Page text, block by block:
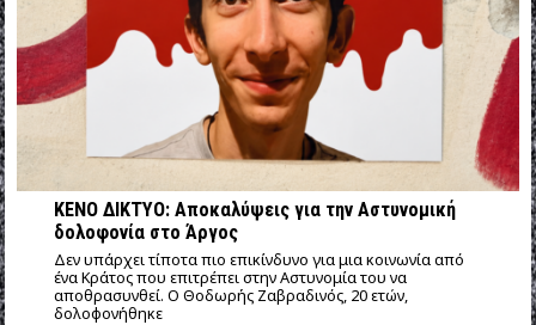
ΚΕΝΟ ΔΙΚΤΥΟ: Αποκαλύψεις για την Αστυνομική
δολοφονία στο Άργος
Δεν υπάρχει τίποτα πιο επικίνδυνο για μια κοινωνία από
ένα Κράτος που επιτρέπει στην Αστυνομία του να
αποθρασυνθεί. Ο Θοδωρής Ζαβραδινός, 20 ετών,
δολοφονήθηκε